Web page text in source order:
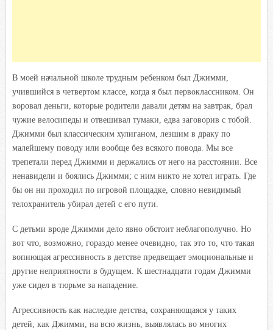
В моей начальной школе трудным ребенком был Джимми,
учившийся в четвертом классе, когда я был первоклассником. Он
воровал деньги, которые родители давали детям на завтрак, брал
чужие велосипеды и отвешивал тумаки, едва заговорив с тобой.
Джимми был классическим хулиганом, лезшим в драку по
малейшему поводу или вообще без всякого повода. Мы все
трепетали перед Джимми и держались от него на расстоянии. Все
ненавидели и боялись Джимми; с ним никто не хотел играть. Где
бы он ни проходил по игровой площадке, словно невидимый
телохранитель убирал детей с его пути.
С детьми вроде Джимми дело явно обстоит неблагополучно. Но
вот что, возможно, гораздо менее очевидно, так это то, что такая
вопиющая агрессивность в детстве предвещает эмоциональные и
другие неприятности в будущем. К шестнадцати годам Джимми
уже сидел в тюрьме за нападение.
Агрессивность как наследие детства, сохраняющаяся у таких
детей, как Джимми, на всю жизнь, выявлялась во многих